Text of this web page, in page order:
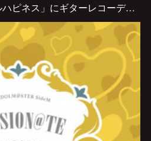
ハピネス」にギターレコーデ…